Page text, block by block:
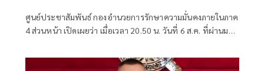
ศูนย์ประชาสัมพันธ์ กองอำนวยการรักษาความมั่นคงภายในภาค
4 ส่วนหน้า เปิดเผยว่า เมื่อเวลา 20.50 น. วันที่ 6 ส.ค. ที่ผ่านมา
อาแว อดีตผู้ช่วยผู้ใหญ่บ้านหมู่ที่ 5